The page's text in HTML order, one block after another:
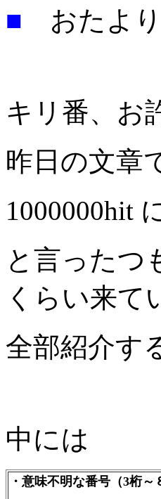
■ おたより
キリ番、お
昨日の文章
1000000hit
と言ったつ
くらい来て
全部紹介す
中には
・意味不明な番号（3桁～